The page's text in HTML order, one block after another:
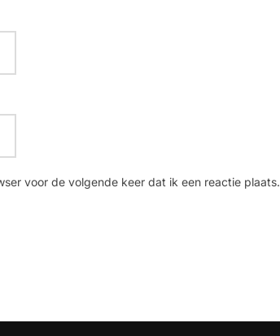
voor de volgende keer dat ik een reactie plaats.